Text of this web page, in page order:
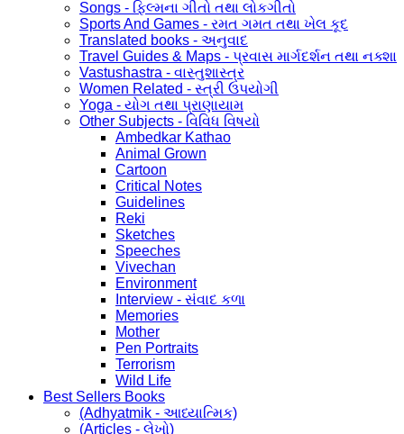
Songs - ફિલ્મના ગીતો તથા લોકગીતો
Sports And Games - રમત ગમત તથા ખેલ કૂદ
Translated books - અનુવાદ
Travel Guides & Maps - પ્રવાસ માર્ગદર્શન તથા નક્શા
Vastushastra - વાસ્તુશાસ્ત્ર
Women Related - સ્ત્રી ઉપયોગી
Yoga - યોગ તથા પ્રાણાયામ
Other Subjects - વિવિધ વિષયો
Ambedkar Kathao
Animal Grown
Cartoon
Critical Notes
Guidelines
Reki
Sketches
Speeches
Vivechan
Environment
Interview - સંવાદ કળા
Memories
Mother
Pen Portraits
Terrorism
Wild Life
Best Sellers Books
(Adhyatmik - આધ્યાત્મિક)
(Articles - લેખો)